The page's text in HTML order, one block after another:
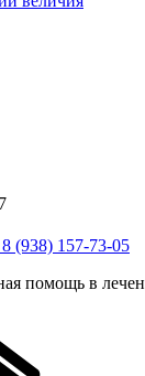
8 (938) 157-73-05
помощь в